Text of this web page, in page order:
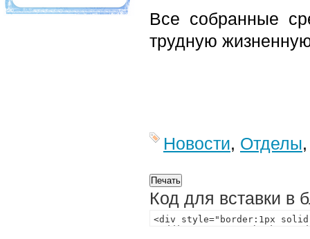
Все собранные
трудную
Новости, Отделы
Код для вставки в